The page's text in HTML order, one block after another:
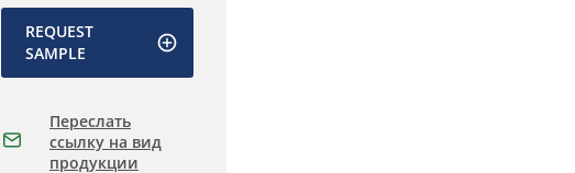
REQUEST
SAMPLE
Переслать
ссылку на вид
продукции